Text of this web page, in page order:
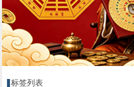
标签列表